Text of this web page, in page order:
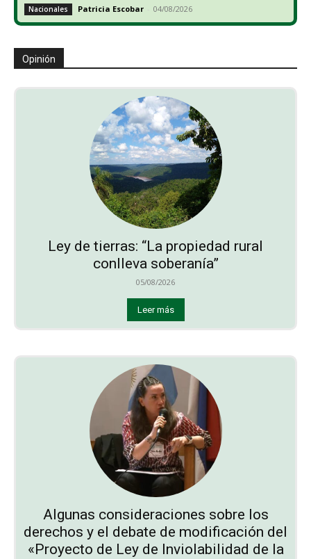
Nacionales Patricia Escobar - 04/08/2026
Opinión
Ley de tierras: “La propiedad rural
conlleva soberanía”
05/08/2026
Leer más
Algunas consideraciones sobre los
derechos y el debate de modificación del
«Proyecto de Ley de Inviolabilidad de la